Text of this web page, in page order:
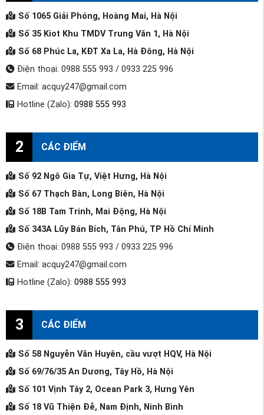
Số 1065 Giải Phóng, Hoàng Mai, Hà Nội
Số 35 Kiot Khu TMDV Trung Văn 1, Hà Nội
Số 68 Phúc La, KĐT Xa La, Hà Đông, Hà Nội
Điện thoại: 0988 555 993 / 0933 225 996
Email: acquy247@gmail.com
Hotline (Zalo): 0988 555 993
2 CÁC ĐIỂM
Số 92 Ngô Gia Tự, Việt Hưng, Hà Nội
Số 67 Thạch Bàn, Long Biên, Hà Nội
Số 18B Tam Trinh, Mai Động, Hà Nội
Số 343A Lũy Bán Bích, Tân Phú, TP Hồ Chí Minh
Điện thoại: 0988 555 993 / 0933 225 996
Email: acquy247@gmail.com
Hotline (Zalo): 0988 555 993
3 CÁC ĐIỂM
Số 58 Nguyễn Văn Huyên, cầu vượt HQV, Hà Nội
Số 69/76/35 An Dương, Tây Hồ, Hà Nội
Số 101 Vịnh Tây 2, Ocean Park 3, Hưng Yên
Số 18 Vũ Thiện Đễ, Nam Định, Ninh Bình